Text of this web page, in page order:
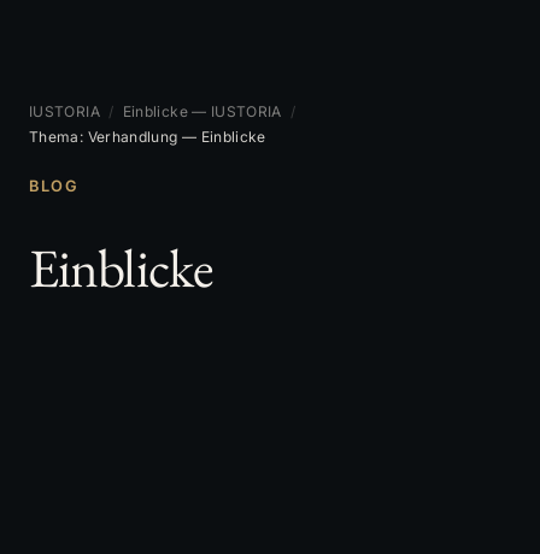
IUSTORIA / Einblicke — IUSTORIA /
Thema: Verhandlung — Einblicke
BLOG
Einblicke